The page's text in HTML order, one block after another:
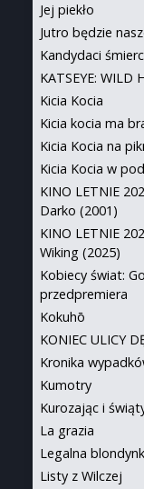
Jej piekło
Jutro będzie
Kandydaci
KATSEYE: WILD
Kicia Kocia
Kicia kocia ma
Kicia Kocia na
Kicia Kocia w
KINO LETNIE
Darko (2001)
KINO LETNIE
Wiking (2025)
Kobiecy świat:
przedpremiera
Kokuhō
KONIEC ULICY
Kronika
Kumotry
Kurozając i
La grazia
Legalna
Listy z Wilczej